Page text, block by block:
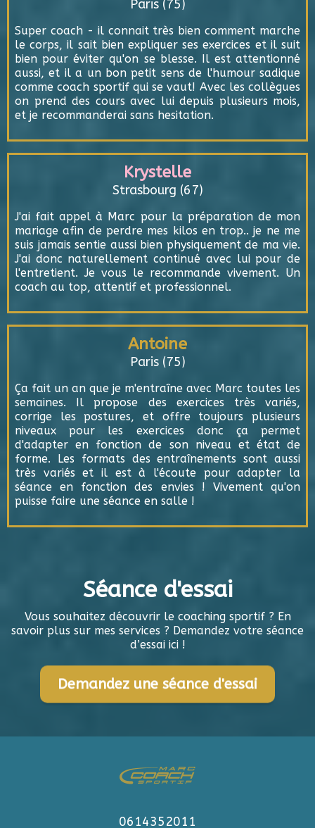
Paris (75)
Super coach - il connait très bien comment marche
le corps, il sait bien expliquer ses exercices et il suit
bien pour éviter qu'on se blesse. Il est attentionné
aussi, et il a un bon petit sens de l'humour sadique
comme coach sportif qui se vaut! Avec les collègues
on prend des cours avec lui depuis plusieurs mois,
et je recommanderai sans hesitation.
Krystelle
Strasbourg (67)
J'ai fait appel à Marc pour la préparation de mon
mariage afin de perdre mes kilos en trop.. je ne me
suis jamais sentie aussi bien physiquement de ma vie.
J'ai donc naturellement continué avec lui pour de
l'entretient. Je vous le recommande vivement. Un
coach au top, attentif et professionnel.
Antoine
Paris (75)
Ça fait un an que je m'entraîne avec Marc toutes les
semaines. Il propose des exercices très variés,
corrige les postures, et offre toujours plusieurs
niveaux pour les exercices donc ça permet
d'adapter en fonction de son niveau et état de
forme. Les formats des entraînements sont aussi
très variés et il est à l'écoute pour adapter la
séance en fonction des envies ! Vivement qu'on
puisse faire une séance en salle !
Séance d'essai
Vous souhaitez découvrir le coaching sportif ? En
savoir plus sur mes services ? Demandez votre séance
d’essai ici !
Demandez une séance d'essai
0614352011